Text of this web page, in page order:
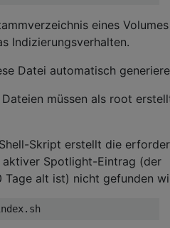
eines Volumes
Indizierungsverhalten.
Datei automatisch
müssen als root
Skript erstellt die
aktiver Spotlight-Eintrag (der
Tage alt ist) nicht gefunden